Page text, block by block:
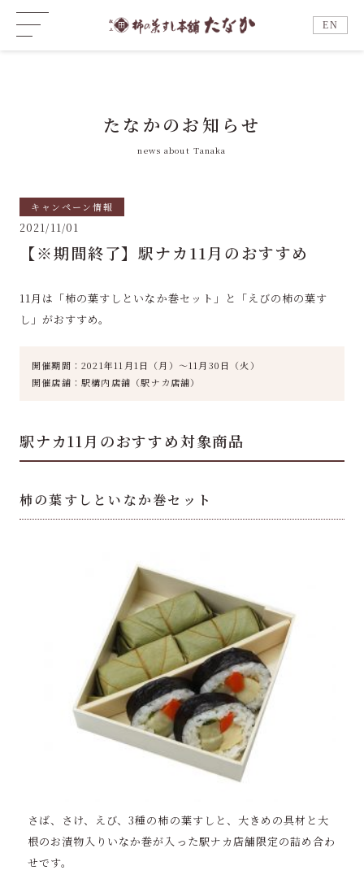
EN
たなかのお知らせ
news about Tanaka
キャンペーン情報
2021/11/01
【※期間終了】駅ナカ11月のおすすめ
11月は「柿の葉すしといなか巻セット」と「えびの柿の葉す
し」がおすすめ。
開催期間：2021年11月1日（月）～11月30日（火）
開催店舗：駅構内店舗（駅ナカ店舗）
駅ナカ11月のおすすめ対象商品
柿の葉すしといなか巻セット
さば、さけ、えび、3種の柿の葉すしと、大きめの具材と大
根のお漬物入りいなか巻が入った駅ナカ店舗限定の詰め合わ
せです。